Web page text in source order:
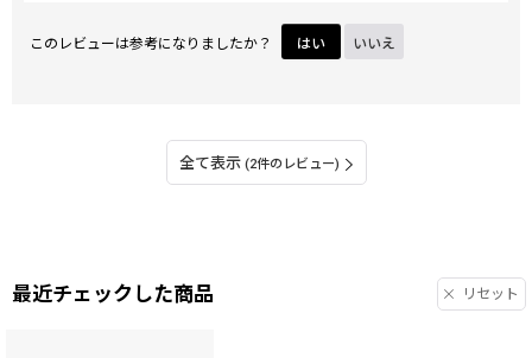
このレビューは参考になりましたか？ はい いいえ
全て表示 (2件のレビュー)
最近チェックした商品 リセット